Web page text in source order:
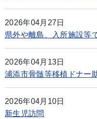
2026年04月27日
県外や離島、入所施設等
2026年04月13日
浦添市骨髄等移植ドナー
2026年04月10日
新生児訪問